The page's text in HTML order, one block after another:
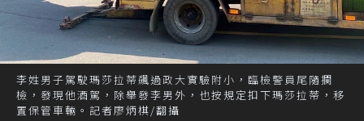
李姓男子駕駛瑪莎拉蒂飆過政大實驗附小，臨檢警員尾隨攔
檢，發現他酒駕，除舉發李男外，也按規定扣下瑪莎拉蒂，移
置保管車輛。記者廖炳棋/翻攝